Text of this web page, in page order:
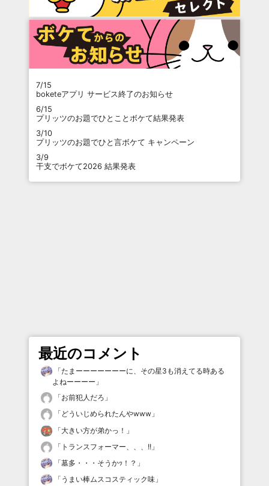
7/15
boketeアプリ サービス終了のお知らせ
6/15
プリッツのお題でひとことボケて結果発表
3/10
プリッツのお題でひと言ボケて キャンペーン
3/9
干支でボケて2026 結果発表
最近のコメント
「たまーーーーーーーに、その星3も消えてる時ある
よねーーーー 」
「お前犯人だろ 」
「 どういじめられたんやwww 」
「大きい方が弟かっ！ 」
「 トランスフォーマー、、、!! 」
「墓多・・・そうかｯ！？ 」
「 うまい棒ムスコスティック味 」